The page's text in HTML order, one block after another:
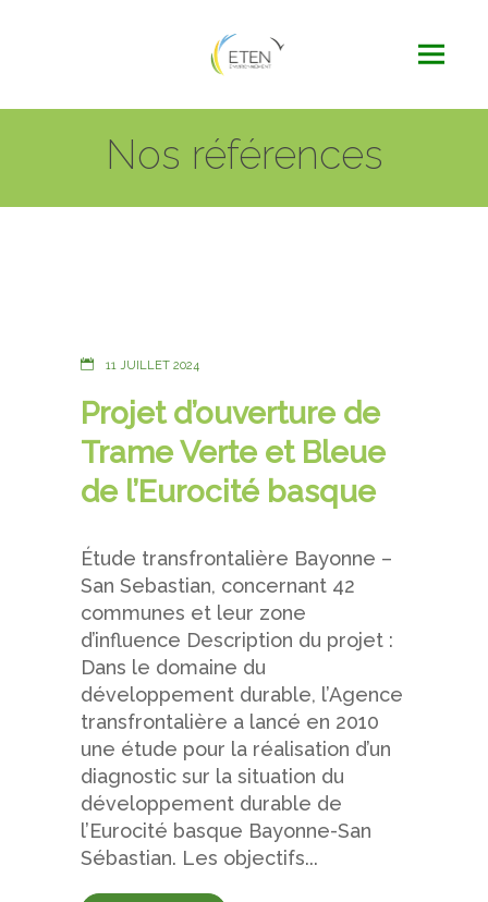
Nos références
11 JUILLET 2024
Projet d’ouverture de
Trame Verte et Bleue
de l’Eurocité basque
Étude transfrontalière Bayonne –
San Sebastian, concernant 42
communes et leur zone
d’influence Description du projet :
Dans le domaine du
développement durable, l’Agence
transfrontalière a lancé en 2010
une étude pour la réalisation d’un
diagnostic sur la situation du
développement durable de
l’Eurocité basque Bayonne-San
Sébastian. Les objectifs...